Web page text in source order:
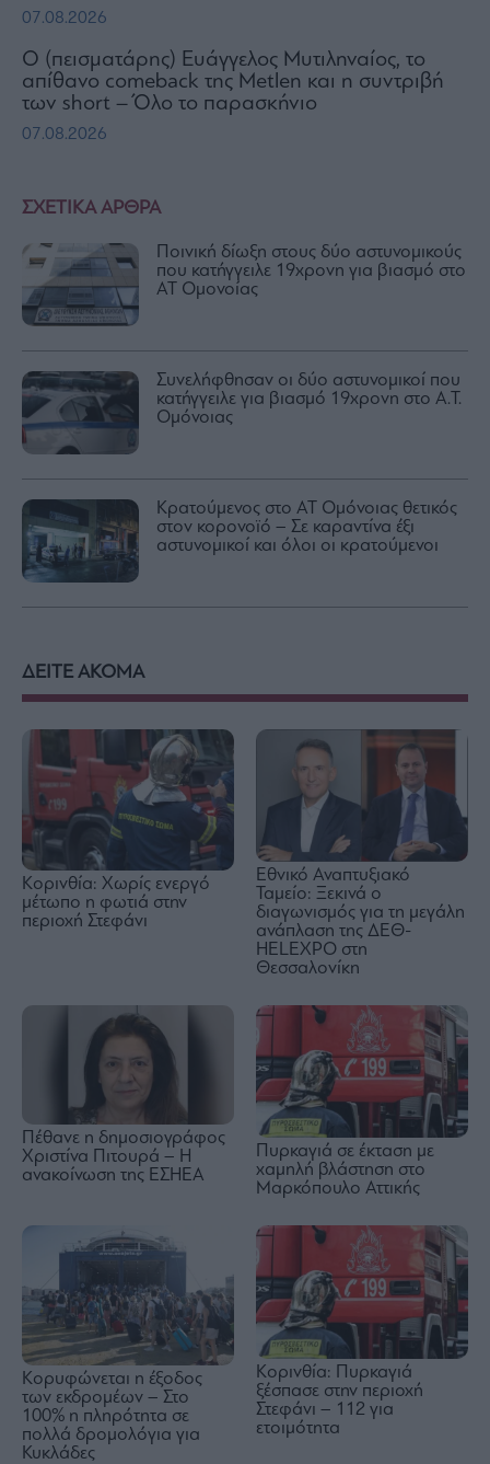
ΣΧΕΤΙΚΑ ΑΡΘΡΑ
Ποινική δίωξη στους δύο αστυνομικούς
που κατήγγειλε 19χρονη για βιασμό στο
ΑΤ Ομονοίας
Συνελήφθησαν οι δύο αστυνομικοί που
κατήγγειλε για βιασμό 19χρονη στο Α.Τ.
Ομόνοιας
Κρατούμενος στο ΑΤ Ομόνοιας θετικός
στον κορονοϊό – Σε καραντίνα έξι
αστυνομικοί και όλοι οι κρατούμενοι
07.08.2026
Ο (πεισματάρης) Ευάγγελος Μυτιληναίος, το
απίθανο comeback της Μetlen και η συντριβή
των short – Όλο το παρασκήνιο
07.08.2026
ΔΕΙΤΕ ΑΚΟΜΑ
Κορινθία: Χωρίς ενεργό
μέτωπο η φωτιά στην
περιοχή Στεφάνι
Εθνικό Αναπτυξιακό
Ταμείο: Ξεκινά ο
διαγωνισμός για τη μεγάλη
ανάπλαση της ΔΕΘ-
HELEXPO στη
Θεσσαλονίκη
Πέθανε η δημοσιογράφος
Χριστίνα Πιτουρά – Η
ανακοίνωση της ΕΣΗΕΑ
Πυρκαγιά σε έκταση με
χαμηλή βλάστηση στο
Μαρκόπουλο Αττικής
Κορυφώνεται η έξοδος
των εκδρομέων – Στο
100% η πληρότητα σε
πολλά δρομολόγια για
Κυκλάδες
Κορινθία: Πυρκαγιά
ξέσπασε στην περιοχή
Στεφάνι – 112 για
ετοιμότητα